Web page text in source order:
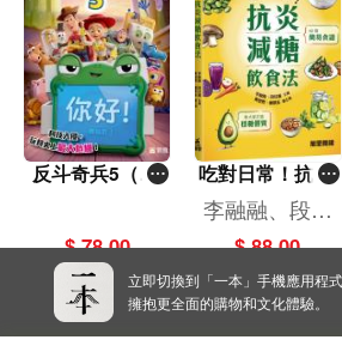
反斗奇兵5（圖
$ 78.00
吃對日常！抗炎
減糖飲食法
李融融、段佳
麗,黃梨煜、顧
$ 88.00
立即切換到「一本」手機應用程式
擁抱更全面的購物和文化體驗。